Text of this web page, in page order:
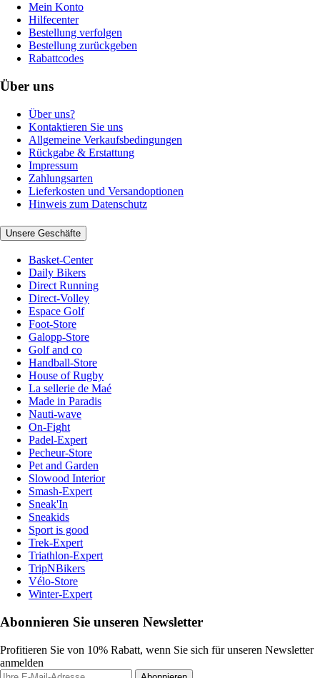
Mein Konto
Hilfecenter
Bestellung verfolgen
Bestellung zurückgeben
Rabattcodes
Über uns
Über uns?
Kontaktieren Sie uns
Allgemeine Verkaufsbedingungen
Rückgabe & Erstattung
Impressum
Zahlungsarten
Lieferkosten und Versandoptionen
Hinweis zum Datenschutz
Unsere Geschäfte
Basket-Center
Daily Bikers
Direct Running
Direct-Volley
Espace Golf
Foot-Store
Galopp-Store
Golf and co
Handball-Store
House of Rugby
La sellerie de Maé
Made in Paradis
Nauti-wave
On-Fight
Padel-Expert
Pecheur-Store
Pet and Garden
Slowood Interior
Smash-Expert
Sneak'In
Sneakids
Sport is good
Trek-Expert
Triathlon-Expert
TripNBikers
Vélo-Store
Winter-Expert
Abonnieren Sie unseren Newsletter
Profitieren Sie von 10% Rabatt, wenn Sie sich für unseren Newsletter
anmelden